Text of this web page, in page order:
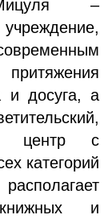
–
и досуга, а
центр с
категорий
и